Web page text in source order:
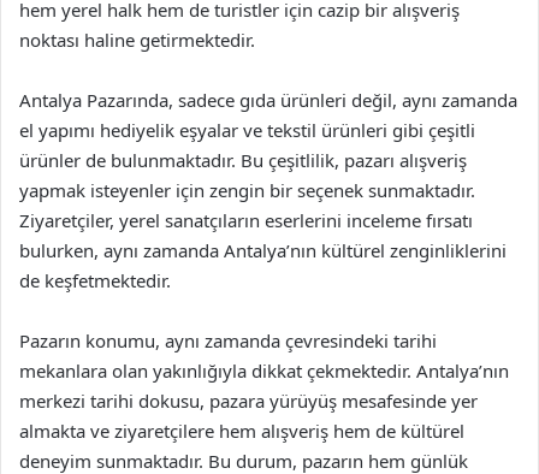
hem yerel halk hem de turistler için cazip bir alışveriş
noktası haline getirmektedir.
Antalya Pazarında, sadece gıda ürünleri değil, aynı zamanda
el yapımı hediyelik eşyalar ve tekstil ürünleri gibi çeşitli
ürünler de bulunmaktadır. Bu çeşitlilik, pazarı alışveriş
yapmak isteyenler için zengin bir seçenek sunmaktadır.
Ziyaretçiler, yerel sanatçıların eserlerini inceleme fırsatı
bulurken, aynı zamanda Antalya’nın kültürel zenginliklerini
de keşfetmektedir.
Pazarın konumu, aynı zamanda çevresindeki tarihi
mekanlara olan yakınlığıyla dikkat çekmektedir. Antalya’nın
merkezi tarihi dokusu, pazara yürüyüş mesafesinde yer
almakta ve ziyaretçilere hem alışveriş hem de kültürel
deneyim sunmaktadır. Bu durum, pazarın hem günlük